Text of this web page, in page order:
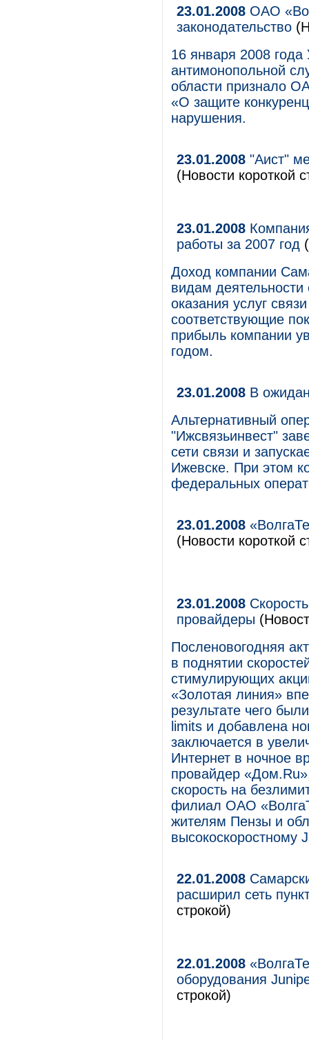
23.01.2008 ОАО
законодательство
16 января 2008
антимонопольной
области признало
«О защите
нарушения.
23.01.2008 "Аист"
(Новости короткой
23.01.2008
работы за 2007 год
Доход компании
видам
оказания услуг
соответствующие
прибыль компании
годом.
23.01.2008 В
Альтернативный
"Ижсвязьинвест"
сети связи и
Ижевске. При этом
федеральных
23.01.2008
(Новости короткой
23.01.2008
провайдеры
Посленовогодняя
в поднятии
стимулирующих
«Золотая линия»
результате чего
limits и добавлена
заключается в
Интернет в ночное
провайдер
скорость на
филиал ОАО
жителям Пензы и
высокоскоростному
22.01.2008
расширил сеть
строкой)
22.01.2008
оборудования
строкой)